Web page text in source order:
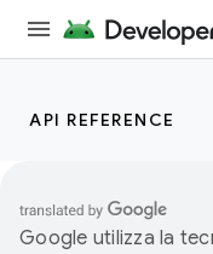
API REFERENCE
Google utilizza la